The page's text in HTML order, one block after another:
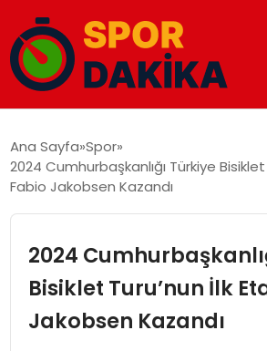
GÜNDEM
EKONOMI
Ana Sayfa Spor
2024 Cumhurbaşkanlığı Türkiye Bisiklet
Fabio Jakobsen Kazandı
2024
Bisiklet Turu’nun İlk
Jakobsen Kazandı